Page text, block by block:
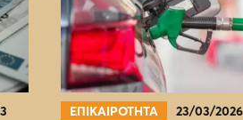
ΕΠΙΚΑΙΡΟΤΗΤΑ 23/03/2026